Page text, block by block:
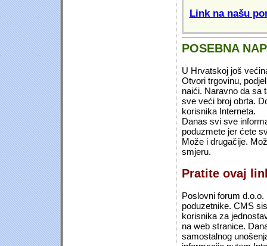
Link na našu
POSEBNA
U Hrvatskoj još
Otvori trgovinu,
naići. Naravno da sa
sve veći broj obrta.
korisnika Interneta.
Danas svi sve
poduzmete jer ćete
Može i drugačije.
smjeru.
Pratite ovaj
Poslovni forum
poduzetnike. CMS
korisnika za
na web stranice.
samostalnog